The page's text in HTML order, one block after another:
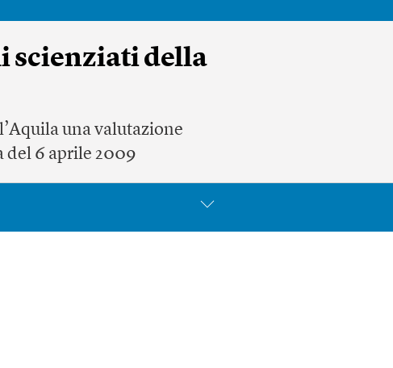
scienziati della
una valutazione
del 6 aprile 2009